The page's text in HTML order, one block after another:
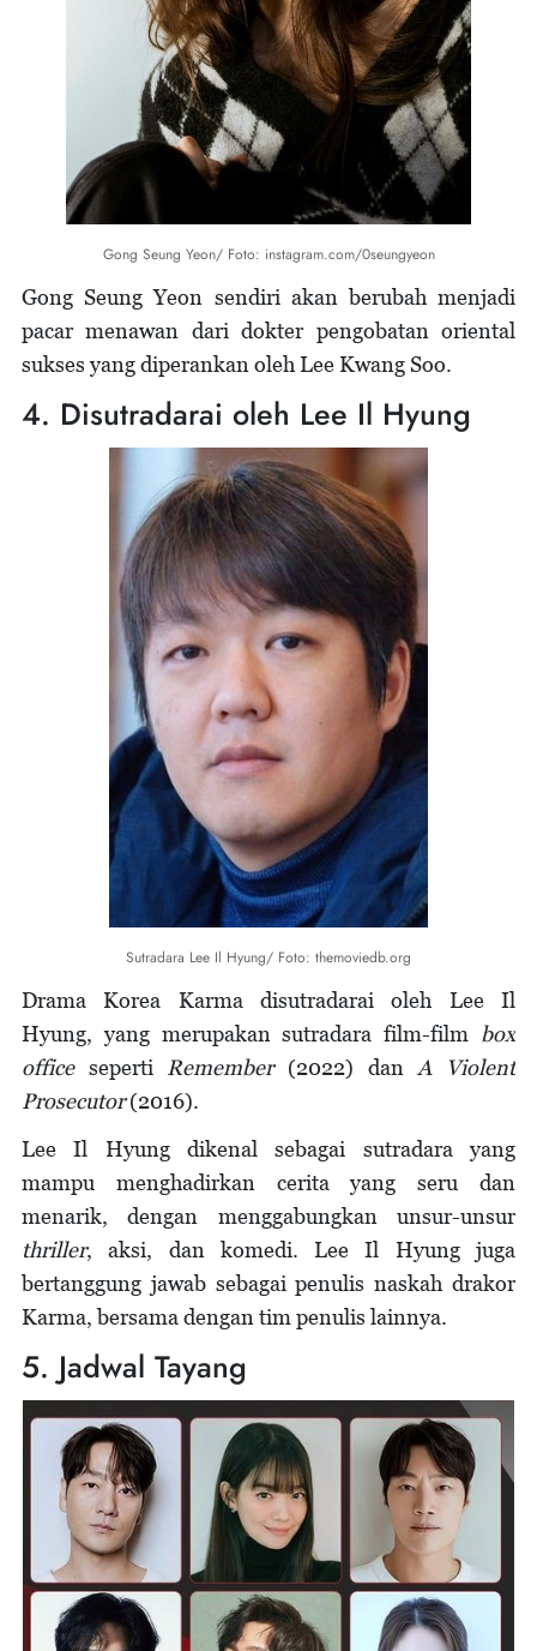
Gong Seung Yeon/ Foto: instagram.com/0seungyeon
Gong Seung Yeon sendiri akan berubah menjadi
pacar menawan dari dokter pengobatan oriental
sukses yang diperankan oleh Lee Kwang Soo.
4. Disutradarai oleh Lee Il Hyung
Sutradara Lee Il Hyung/ Foto: themoviedb.org
Drama Korea Karma disutradarai oleh Lee Il
Hyung, yang merupakan sutradara film-film box
officeseperti Remember(2022) dan A Violent
Prosecutor(2016).
Lee Il Hyung dikenal sebagai sutradara yang
mampu menghadirkan cerita yang seru dan
menarik, dengan menggabungkan unsur-unsur
thriller, aksi, dan komedi. Lee Il Hyung juga
bertanggung jawab sebagai penulis naskah drakor
Karma, bersama dengan tim penulis lainnya.
5. Jadwal Tayang